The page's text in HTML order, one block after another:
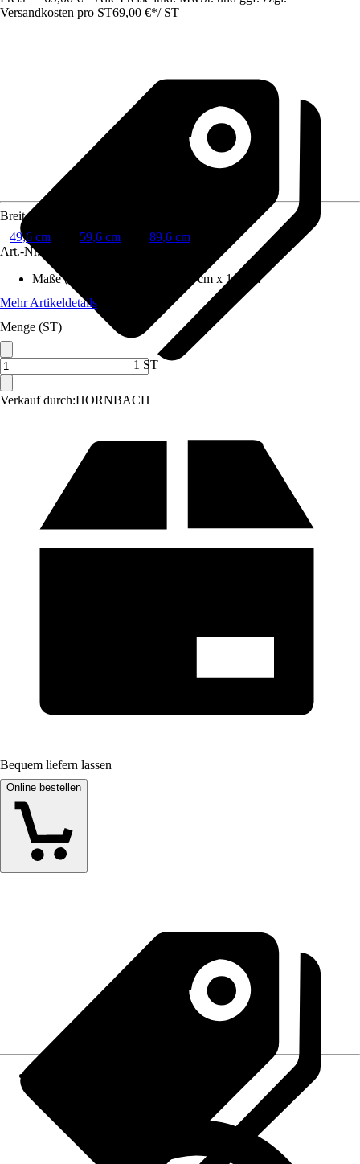
Versandkosten pro ST69,00 €*/ ST
Verkauf durch:HORNBACH
Breite
49,6 cm
59,6 cm
89,6 cm
Art.-Nr.
Maße (BxHxT)
49.6 cm x 69.2 cm x 1.9 cm
Mehr Artikeldetails
Menge (ST)
1 ST
Bequem liefern lassen
Online bestellen